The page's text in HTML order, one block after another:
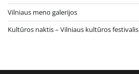
Vilniaus meno galerijos
Kultūros naktis – Vilniaus kultūros festivalis